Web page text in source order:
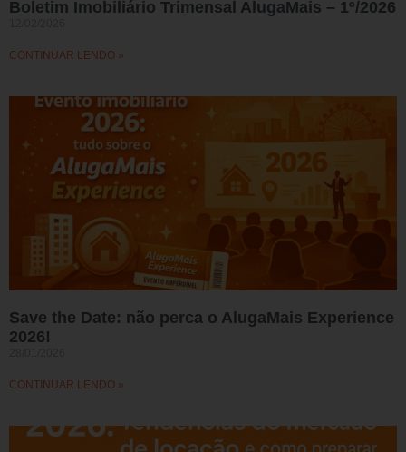
Boletim Imobiliário Trimensal AlugaMais – 1º/2026
CONTINUAR LENDO »
Save the Date: não perca o AlugaMais Experience
2026!
CONTINUAR LENDO »